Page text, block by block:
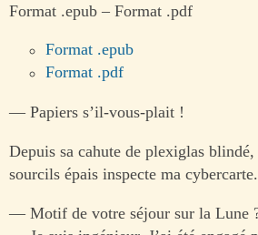
Format .epub – Format .pdf
Format .epub
Format .pdf
— Papiers s’il-vous-plait !
Depuis sa cahute de plexiglas
sourcils épais inspecte ma cybercarte.
— Motif de votre séjour sur la Lune